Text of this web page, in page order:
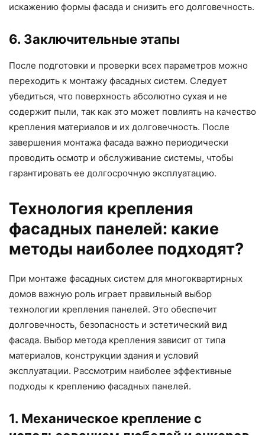
искажению формы фасада и снизить его долговечность.
6. Заключительные этапы
После подготовки и проверки всех параметров можно
переходить к монтажу фасадных систем. Следует
убедиться, что поверхность абсолютно сухая и не
содержит пыли, так как это может повлиять на качество
крепления материалов и их долговечность. После
завершения монтажа фасада важно периодически
проводить осмотр и обслуживание системы, чтобы
гарантировать ее долгосрочную эксплуатацию.
Технология крепления
фасадных панелей: какие
методы наиболее подходят?
При монтаже фасадных систем для многоквартирных
домов важную роль играет правильный выбор
технологии крепления панелей. Это обеспечит
долговечность, безопасность и эстетический вид
фасада. Выбор метода крепления зависит от типа
материалов, конструкции здания и условий
эксплуатации. Рассмотрим наиболее эффективные
подходы к креплению фасадных панелей.
1. Механическое крепление с